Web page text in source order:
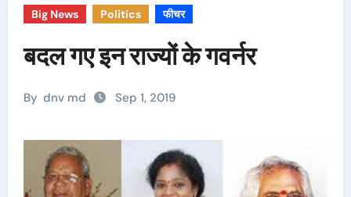
Big News Politics फीचर
बदल गए इन राज्यों के गवर्नर
By dnv md Sep 1, 2019